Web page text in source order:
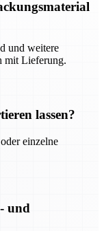
und weitere
mit Lieferung.
lassen?
einzelne
und